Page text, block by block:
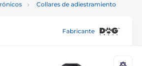
Collares de adiestramiento
Fabricante